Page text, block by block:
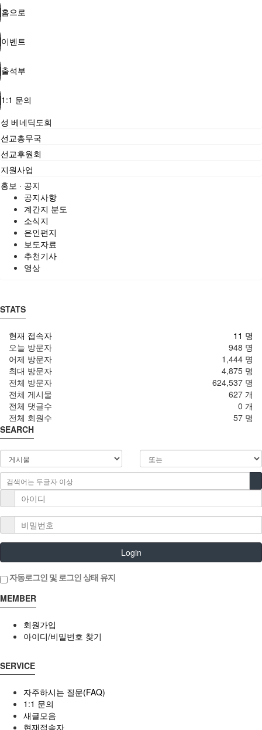
홈으로
이벤트
출석부
1:1 문의
성 베네딕도회
선교총무국
선교후원회
지원사업
홍보 · 공지
공지사항
계간지 분도
소식지
은인편지
보도자료
추천기사
영상
STATS
11 명
현재 접속자
948 명
오늘 방문자
1,444 명
어제 방문자
4,875 명
최대 방문자
624,537 명
전체 방문자
627 개
전체 게시물
0 개
전체 댓글수
57 명
전체 회원수
SEARCH
Login
자동로그인 및 로그인 상태 유지
MEMBER
회원가입
아이디/비밀번호 찾기
SERVICE
자주하시는 질문(FAQ)
1:1 문의
새글모음
현재접속자